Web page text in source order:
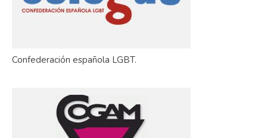
Confederación española LGBT.